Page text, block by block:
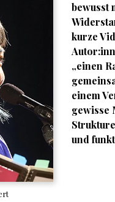
bewusst
kurze
„einen
einem
gewisse
und